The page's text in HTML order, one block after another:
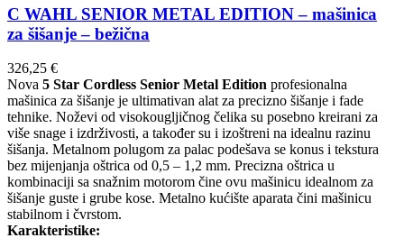
C WAHL SENIOR METAL EDITION – mašinica
za šišanje – bežična
326,25 €
Nova 5 Star Cordless Senior Metal Edition profesionalna
mašinica za šišanje je ultimativan alat za precizno šišanje i fade
tehnike. Noževi od visokougljičnog čelika su posebno kreirani za
više snage i izdrživosti, a također su i izoštreni na idealnu razinu
šišanja. Metalnom polugom za palac podešava se konus i tekstura
bez mijenjanja oštrica od 0,5 – 1,2 mm. Precizna oštrica u
kombinaciji sa snažnim motorom čine ovu mašinicu idealnom za
šišanje guste i grube kose. Metalno kućište aparata čini mašinicu
stabilnom i čvrstom.
Karakteristike: